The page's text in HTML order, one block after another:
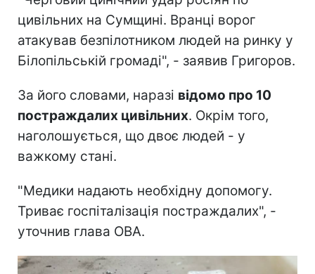
цивільних на Сумщині. Вранці ворог
атакував безпілотником людей на ринку у
Білопільській громаді", - заявив Григоров.
За його словами, наразі відомо про 10
постраждалих цивільних. Окрім того,
наголошується, що двоє людей - у
важкому стані.
"Медики надають необхідну допомогу.
Триває госпіталізація постраждалих", -
уточнив глава ОВА.